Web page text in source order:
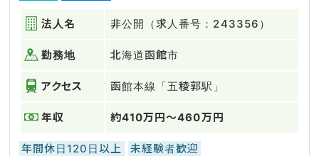
法人名 非公開（求人番号：243356）
勤務地 北海道函館市
アクセス 函館本線「五稜郭駅」
年収 約410万円～460万円
年間休日120日以上
未経験者歓迎